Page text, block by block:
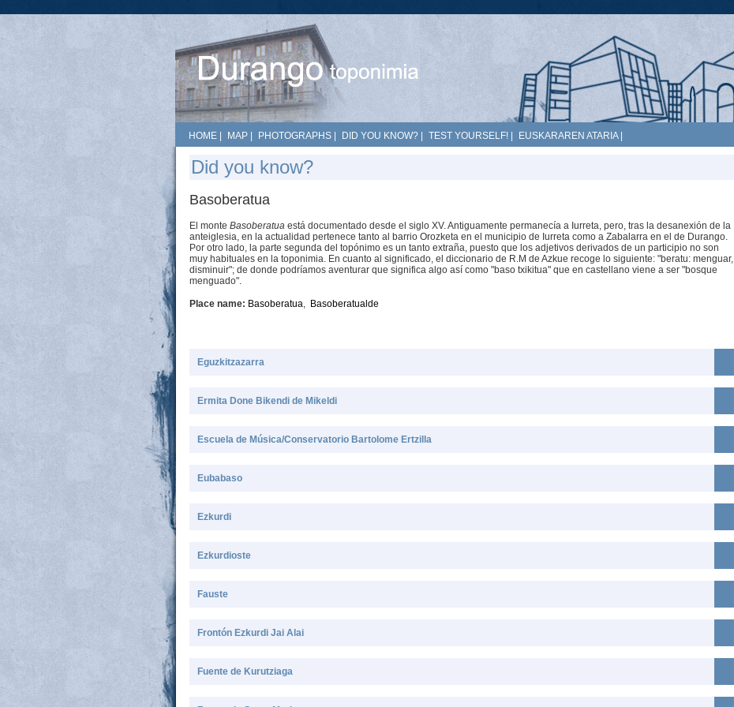
HOME MAP PHOTOGRAPHS DID YOU KNOW? TEST YOURSELF! EUSKARAREN ATARIA|
Did you know?
Basoberatua
El monte Basoberatua está documentado desde el siglo XV. Antiguamente permanecía a Iurreta, pero, tras la desanexión de la
anteiglesia, en la actualidad pertenece tanto al barrio Orozketa en el municipio de Iurreta como a Zabalarra en el de Durango.
Por otro lado, la parte segunda del topónimo es un tanto extraña, puesto que los adjetivos derivados de un participio no son
muy habituales en la toponimia. En cuanto al significado, el diccionario de R.M de Azkue recoge lo siguiente: "beratu: menguar,
disminuir"; de donde podríamos aventurar que significa algo así como "baso txikitua" que en castellano viene a ser "bosque
menguado".
Place name: Basoberatua, Basoberatualde
Eguzkitzazarra
Ermita Done Bikendi de Mikeldi
Escuela de Música/Conservatorio Bartolome Ertzilla
Eubabaso
Ezkurdi
Ezkurdioste
Fauste
Frontón Ezkurdi Jai Alai
Fuente de Kurutziaga